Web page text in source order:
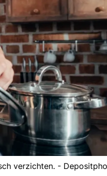
verzichten. -